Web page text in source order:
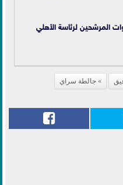
المرشحين لرئاسة الأهلي
جالطة سراي